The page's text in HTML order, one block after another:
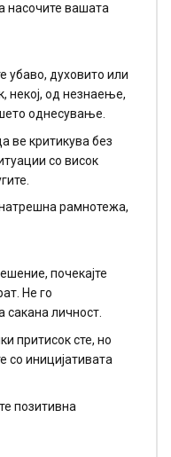
насочите вашата
убаво, духовито или
некој, од незнаење,
однесување.
ве критикува без
со висок
рамнотежа,
почекајте
Не го
сакана личност.
притисок сте, но
со иницијативата
позитивна